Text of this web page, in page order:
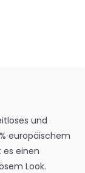
und
europäischem
es einen
Look.